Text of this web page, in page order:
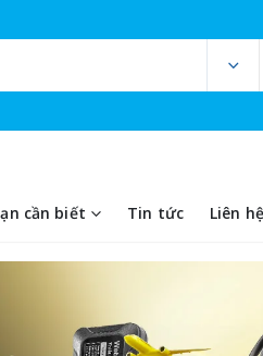
cần biết Tin tức Liên hệ
vị